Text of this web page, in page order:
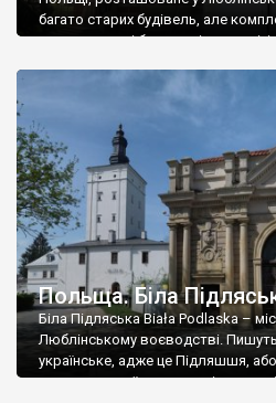
багато старих будівель, але
двоповерхові будинки, і житлові,
колишньої Русі – воно входило у
Галицького. Ну а потім був
та […]
Польща. Біла
Біла Підляська Biała Podlaska –
Люблінському воєводстві.
українське, адже це Підляшшя,
вважали українським етнічним